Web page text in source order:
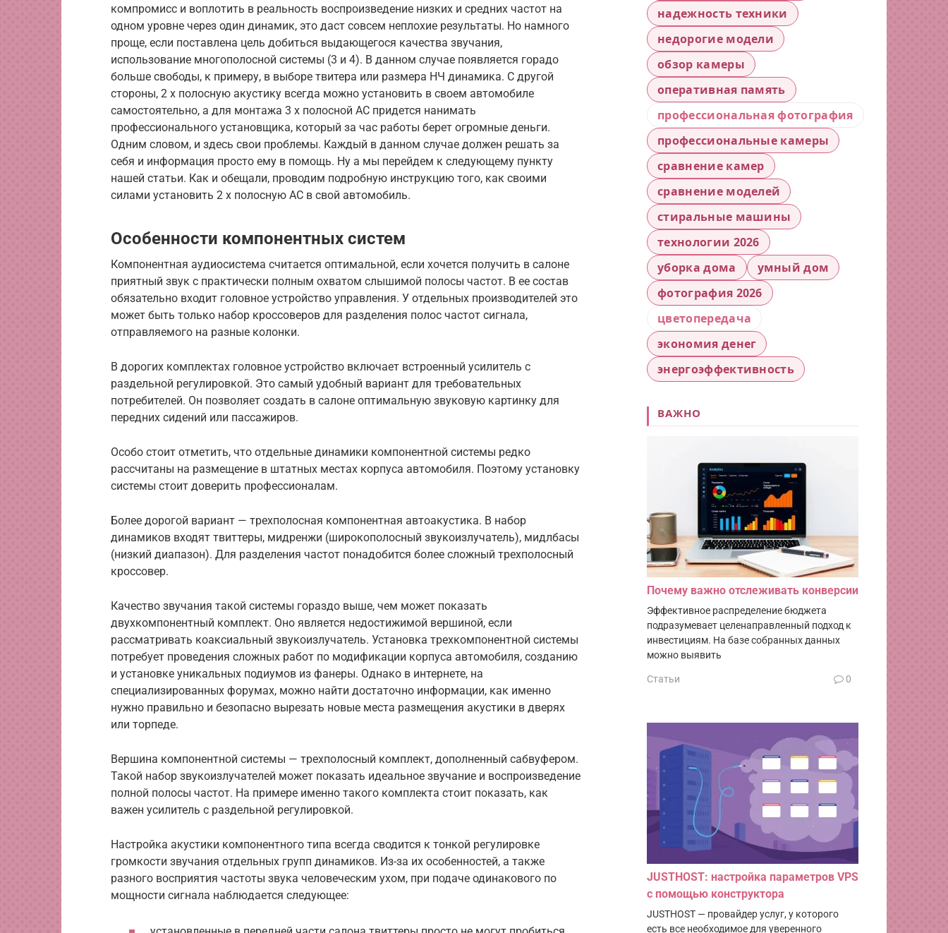
компромисс и воплотить в реальность воспроизведение низких и средних частот на
одном уровне через один динамик, это даст совсем неплохие результаты. Но намного
проще, если поставлена цель добиться выдающегося качества звучания,
использование многополосной системы (3 и 4). В данном случае появляется горадо
больше свободы, к примеру, в выборе твитера или размера НЧ динамика. С другой
стороны, 2 х полосную акустику всегда можно установить в своем автомобиле
самостоятельно, а для монтажа 3 х полосной АС придется нанимать
профессионального установщика, который за час работы берет огромные деньги.
Одним словом, и здесь свои проблемы. Каждый в данном случае должен решать за
себя и информация просто ему в помощь. Ну а мы перейдем к следующему пункту
нашей статьи. Как и обещали, проводим подробную инструкцию того, как своими
силами установить 2 х полосную АС в свой автомобиль.
Особенности компонентных систем
Компонентная аудиосистема считается оптимальной, если хочется получить в салоне
приятный звук с практически полным охватом слышимой полосы частот. В ее состав
обязательно входит головное устройство управления. У отдельных производителей это
может быть только набор кроссоверов для разделения полос частот сигнала,
отправляемого на разные колонки.
В дорогих комплектах головное устройство включает встроенный усилитель с
раздельной регулировкой. Это самый удобный вариант для требовательных
потребителей. Он позволяет создать в салоне оптимальную звуковую картинку для
передних сидений или пассажиров.
Особо стоит отметить, что отдельные динамики компонентной системы редко
рассчитаны на размещение в штатных местах корпуса автомобиля. Поэтому установку
системы стоит доверить профессионалам.
Более дорогой вариант — трехполосная компонентная автоакустика. В набор
динамиков входят твиттеры, мидренжи (широкополосный звукоизлучатель), мидлбасы
(низкий диапазон). Для разделения частот понадобится более сложный трехполосный
кроссовер.
Качество звучания такой системы гораздо выше, чем может показать
двухкомпонентный комплект. Оно является недостижимой вершиной, если
рассматривать коаксиальный звукоизлучатель. Установка трехкомпонентной системы
потребует проведения сложных работ по модификации корпуса автомобиля, созданию
и установке уникальных подиумов из фанеры. Однако в интернете, на
специализированных форумах, можно найти достаточно информации, как именно
нужно правильно и безопасно вырезать новые места размещения акустики в дверях
или торпеде.
Вершина компонентной системы — трехполосный комплект, дополненный сабвуфером.
Такой набор звукоизлучателей может показать идеальное звучание и воспроизведение
полной полосы частот. На примере именно такого комплекта стоит показать, как
важен усилитель с раздельной регулировкой.
Настройка акустики компонентного типа всегда сводится к тонкой регулировке
громкости звучания отдельных групп динамиков. Из-за их особенностей, а также
разного восприятия частоты звука человеческим ухом, при подаче одинакового по
мощности сигнала наблюдается следующее:
надежность техники
недорогие модели
обзор камеры
оперативная память
профессиональная фотография
профессиональные камеры
сравнение камер
сравнение моделей
стиральные машины
технологии 2026
уборка дома
умный дом
фотография 2026
цветопередача
экономия денег
энергоэффективность
ВАЖНО
Почему важно отслеживать конверсии
Эффективное распределение бюджета
подразумевает целенаправленный подход к
инвестициям. На базе собранных данных
можно выявить
Статьи 0
JUSTHOST: настройка параметров VPS
с помощью конструктора
JUSTHOST — провайдер услуг, у которого
есть все необходимое для уверенного